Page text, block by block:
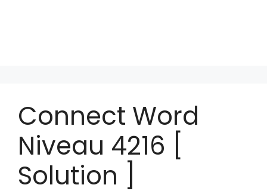
Connect Word
Niveau 4216 [
Solution ]